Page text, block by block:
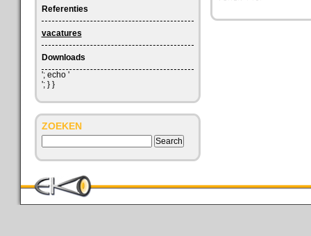
Referenties
vacatures
Downloads
'; echo '
'; } }
ZOEKEN